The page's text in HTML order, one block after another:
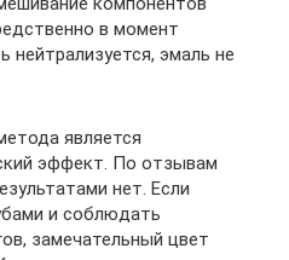
в момент
нейтрализуется, эмаль не
является
эффект. По отзывам
нет. Если
и соблюдать
замечательный цвет